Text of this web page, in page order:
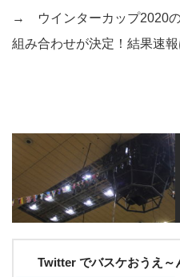
→
ウインターカップ2020
組み合わせが決定！結果速
Twitter でバスケおうえ～